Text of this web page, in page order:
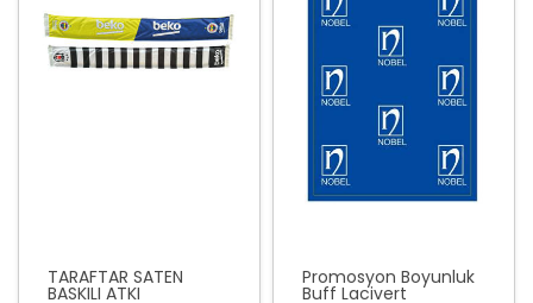
TARAFTAR SATEN
BASKILI ATKI
Promosyon Boyunluk
Buff Lacivert